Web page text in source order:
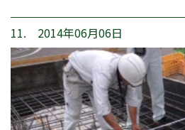
11. 2014年06月06日